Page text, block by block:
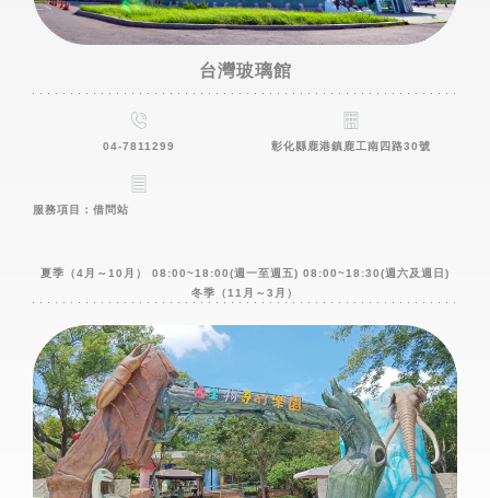
台灣玻璃館
04-7811299 彰化縣鹿港鎮鹿工南四路30號
服務項目：借問站
夏季（4月～10月） 08:00~18:00(週一至週五) 08:00~18:30(週六及週日)
冬季（11月～3月）